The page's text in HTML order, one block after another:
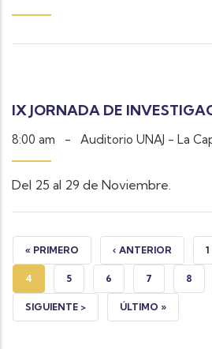
IX JORNADA DE
8:00 am - Auditorio UNAJ - La
Del 25 al 29 de Noviembre.
PRIMERA PÁGINA
« PRIMERO PÁGINA ANTERIOR
‹ ANTERIOR 1
PÁGINA ACTUAL
4 PÁGINA
5 PÁGINA
6 PÁGINA
7 8
SIGUIENTE PÁGINA
SIGUIENTE > ÚLTIMA PÁGINA
ÚLTIMO »